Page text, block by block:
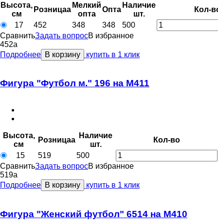
Высота,
см
Розницаa
Мелкий
оптa
Оптa
Наличие
шт.
Кол-
17
452 348 348
500
СравнитьЗадать вопросВ избранное
452a
Подробнее В корзину купить в 1 клик
Фигура "Футбол м." 196 на М411
Высота,
см
Розницаa
Наличие
шт.
Кол-во
15
519
500
СравнитьЗадать вопросВ избранное
519a
Подробнее В корзину купить в 1 клик
Фигура "Женский футбол" 6514 на М410